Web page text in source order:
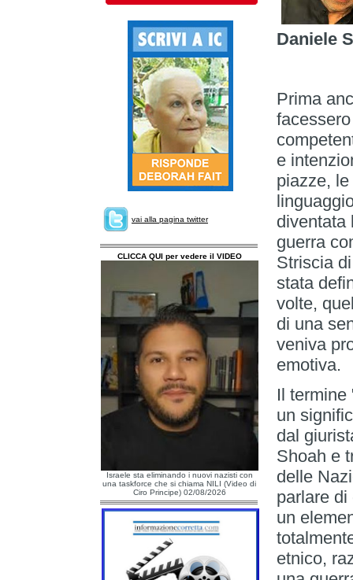
vai alla pagina twitter
CLICCA QUI per vedere il VIDEO
Israele sta eliminando i nuovi nazisti con
una taskforce che si chiama NILI (Video di
Ciro Principe) 02/08/2026
Daniele
Prima
e
piazze,
diventata
guerra
Striscia
stata
volte,
di una
veniva
emotiva.
Il
un
dal
Shoah e
delle
parlare
un
etnico,